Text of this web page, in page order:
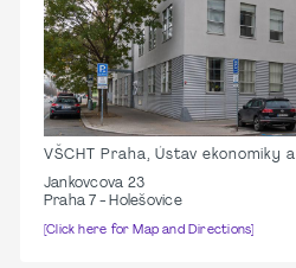
VŠCHT Praha, Ústav ekonomiky
Jankovcova 23
Praha 7 - Holešovice
[Click here for Map and Directions]